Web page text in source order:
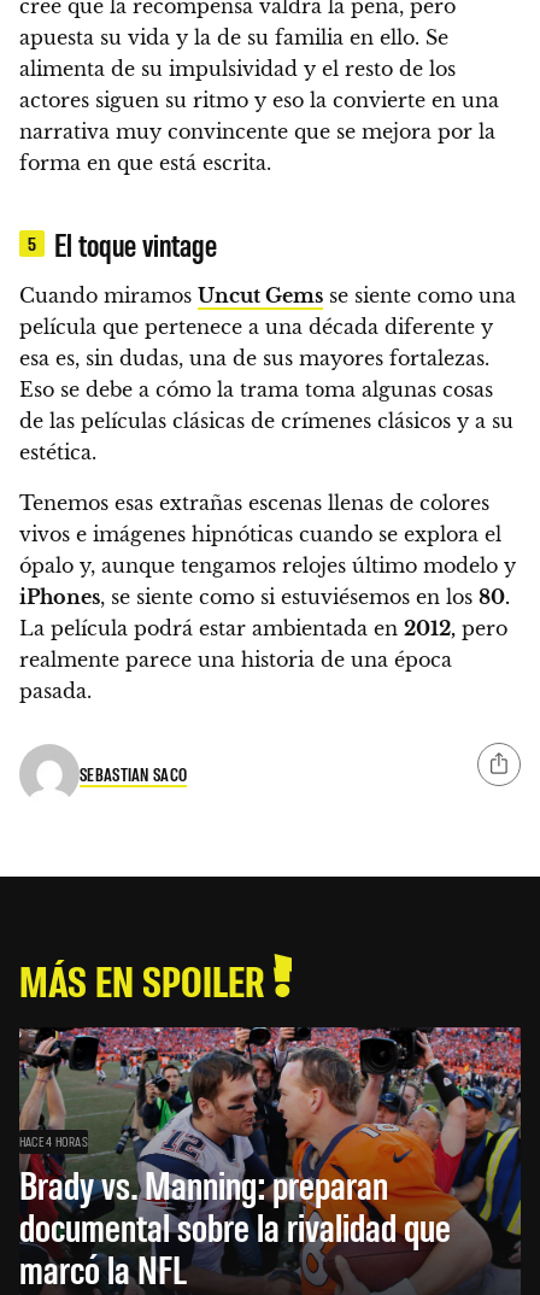
cree que la recompensa valdrá la pena, pero
apuesta su vida y la de su familia en ello. Se
alimenta de su impulsividad y el resto de los
actores siguen su ritmo y eso la convierte en una
narrativa muy convincente que se mejora por la
forma en que está escrita.
5 El toque vintage
Cuando miramos Uncut Gems se siente como una
película que pertenece a una década diferente y
esa es, sin dudas, una de sus mayores fortalezas.
Eso se debe a cómo la trama toma algunas cosas
de las películas clásicas de crímenes clásicos y a su
estética.
Tenemos esas extrañas escenas llenas de colores
vivos e imágenes hipnóticas cuando se explora el
ópalo y, aunque tengamos relojes último modelo y
iPhones, se siente como si estuviésemos en los 80.
La película podrá estar ambientada en 2012, pero
realmente parece una historia de una época
pasada.
SEBASTIAN SACO
MÁS EN SPOILER
HACE 4 HORAS
Brady vs. Manning: preparan
documental sobre la rivalidad que
marcó la NFL